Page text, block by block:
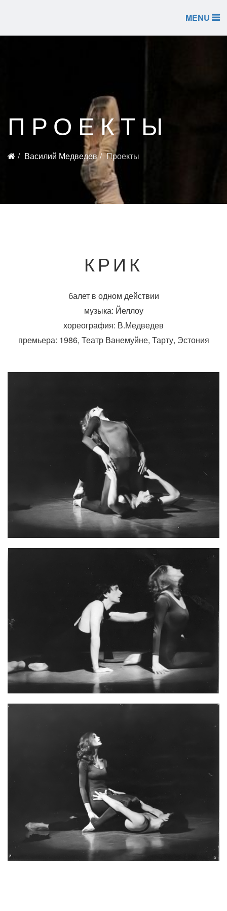
MENU
ПРОЕКТЫ
Василий Медведев Проекты
КРИК
балет в одном действии
музыка: Йеллоу
хореография: В.Медведев
премьера: 1986, Театр Ванемуйне, Тарту, Эстония